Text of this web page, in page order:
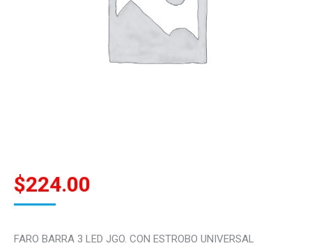
$224.00
FARO BARRA 3 LED JGO. CON ESTROBO UNIVERSAL